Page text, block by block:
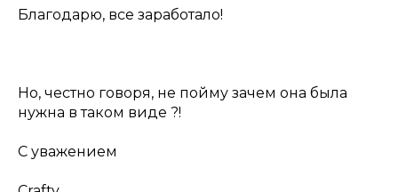
Благодарю, все заработало!
Но, честно говоря, не пойму зачем она была
нужна в таком виде ?!
С уважением